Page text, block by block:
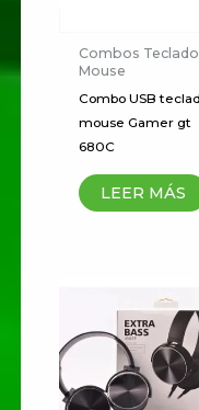
Los
marcados
Tu
Tu
Nombre *
Combos Teclado
Mouse
Combo USB
mouse Gamer gt
680C
LEER MÁS